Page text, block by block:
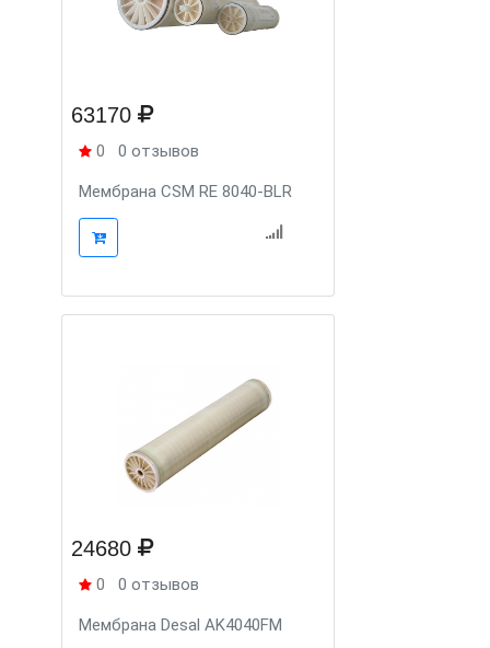
63170
0 0 отзывов
Мембрана CSM RE 8040-BLR
24680
0 0 отзывов
Мембрана Desal AK4040FM